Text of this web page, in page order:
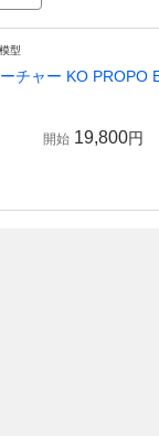
型
チャー KO
開始 19,800円